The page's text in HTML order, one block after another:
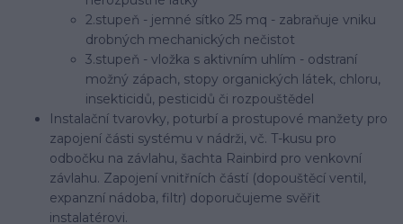
2.stupeň - jemné sítko 25 mq - zabraňuje vniku
drobných mechanických nečistot
3.stupeň - vložka s aktivním uhlím - odstraní
možný zápach, stopy organických látek, chloru,
insekticidů, pesticidů či rozpouštědel
Instalační tvarovky, poturbí a prostupové manžety pro
zapojení části systému v nádrži, vč. T-kusu pro
odbočku na závlahu, šachta Rainbird pro venkovní
závlahu. Zapojení vnitřních částí (dopouštěcí ventil,
expanzní nádoba, filtr) doporučujeme svěřit
instalatérovi.